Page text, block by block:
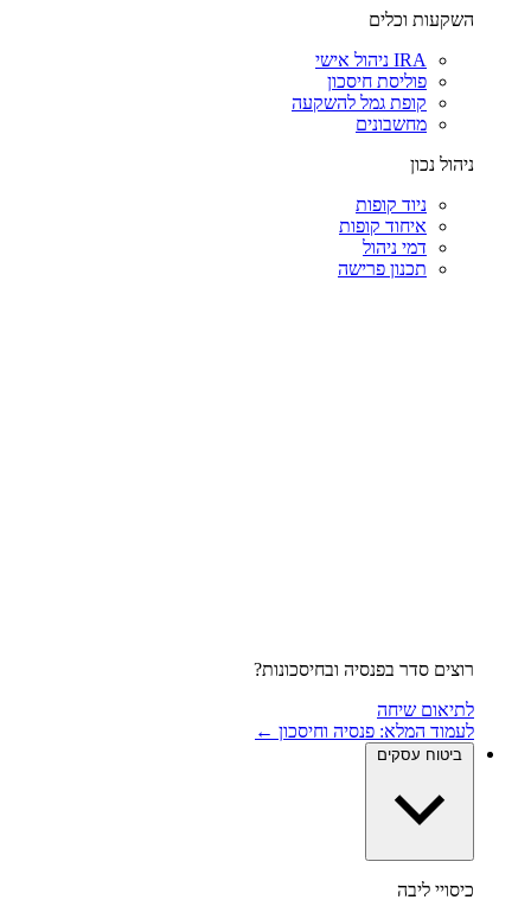
השקעות וכלים
IRA ניהול אישי
פוליסת חיסכון
קופת גמל להשקעה
מחשבונים
ניהול נכון
ניוד קופות
איחוד קופות
דמי ניהול
תכנון פרישה
רוצים סדר בפנסיה ובחיסכונות?
לתיאום שיחה
לעמוד המלא: פנסיה וחיסכון ←
ביטוח עסקים
כיסויי ליבה